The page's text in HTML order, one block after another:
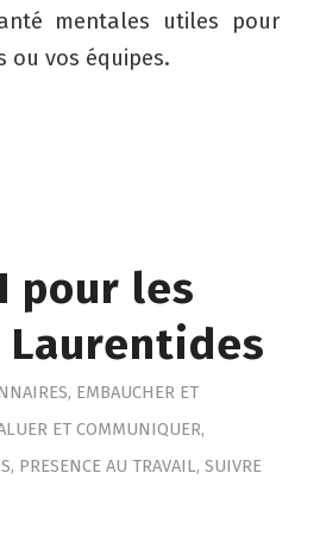
mentales utiles pour
ou vos équipes.
pour les
Laurentides
, EMBAUCHER ET
ET COMMUNIQUER,
, PRESENCE AU TRAVAIL, SUIVRE